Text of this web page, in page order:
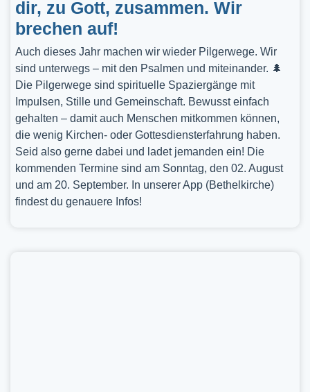
dir, zu Gott, zusammen. Wir
brechen auf!
Auch dieses Jahr machen wir wieder Pilgerwege. Wir
sind unterwegs – mit den Psalmen und miteinander. 🌲
Die Pilgerwege sind spirituelle Spaziergänge mit
Impulsen, Stille und Gemeinschaft. Bewusst einfach
gehalten – damit auch Menschen mitkommen können,
die wenig Kirchen- oder Gottesdiensterfahrung haben.
Seid also gerne dabei und ladet jemanden ein! Die
kommenden Termine sind am Sonntag, den 02. August
und am 20. September. In unserer App (Bethelkirche)
findest du genauere Infos!